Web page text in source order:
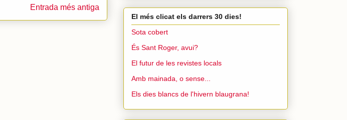
Entrada més antiga
El més clicat els darrers 30 dies!
Sota cobert
És Sant Roger, avui?
El futur de les revistes locals
Amb mainada, o sense...
Els dies blancs de l'hivern blaugrana!